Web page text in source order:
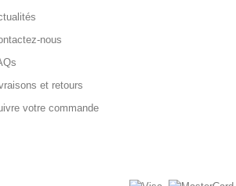
nous
et retours
votre commande